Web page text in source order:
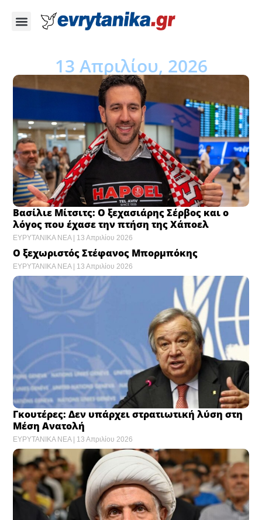
13 Απριλίου, 2026
Βασίλιε Μίτσιτς: Ο ξεχασιάρης Σέρβος και ο
λόγος που έχασε την πτήση της Χάποελ
ΕΥΡΥΤΑΝΙΚΑ ΝΕΑ 13 Απριλίου 2026
Ο ξεχωριστός Στέφανος Μπορμπόκης
ΕΥΡΥΤΑΝΙΚΑ ΝΕΑ 13 Απριλίου 2026
Γκουτέρες: Δεν υπάρχει στρατιωτική λύση στη
Μέση Ανατολή
ΕΥΡΥΤΑΝΙΚΑ ΝΕΑ 13 Απριλίου 2026